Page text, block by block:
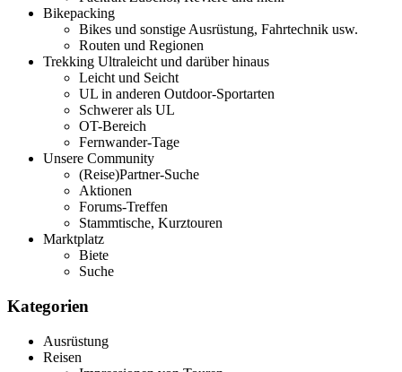
Bikepacking
Bikes und sonstige Ausrüstung, Fahrtechnik usw.
Routen und Regionen
Trekking Ultraleicht und darüber hinaus
Leicht und Seicht
UL in anderen Outdoor-Sportarten
Schwerer als UL
OT-Bereich
Fernwander-Tage
Unsere Community
(Reise)Partner-Suche
Aktionen
Forums-Treffen
Stammtische, Kurztouren
Marktplatz
Biete
Suche
Kategorien
Ausrüstung
Reisen